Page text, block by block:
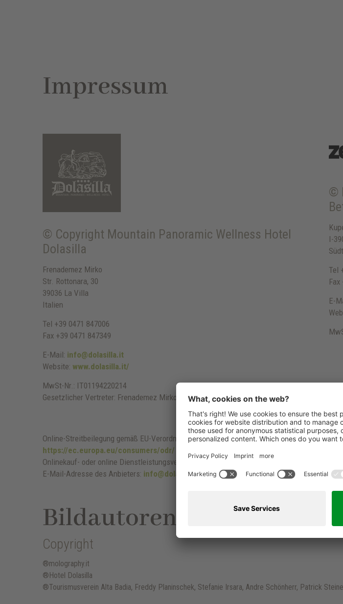
Impressum
© Copyright Mountain Panoramic Wellness Hotel
Dolasilla
Frenademez Mirko
Str. Rottonara, 30
39036 La Villa
Italien
Tel +39 0471 847006
Fax +39 0471 847349
E-Mail: info@dolasilla.it
Website: www.dolasilla.it/
MwSt-Nr.: IT01194220214
Gesetzlicher Vertreter: Frenademez Mirko
©
I-
Tel
Fax
E-
Online-Streitbeilegung gemäß EU-Verordnung Nr. 524/2013: Die Europäische Kommission
https://ec.europa.eu/consumers/odr/ finden. Verbraucher haben die Möglichkeit, diese
Onlinekauf- oder online Dienstleistungsverträgen zu nutzen.
E-Mail-Adresse des Anbieters: info@dolasilla.it
Bildautoren
Copyright
®molography.it
®Hotel Dolasilla
®Tourismusverein Alta Badia, Freddy Planinschek, Stefanie Irsara, Andre Schönherr, Patrick